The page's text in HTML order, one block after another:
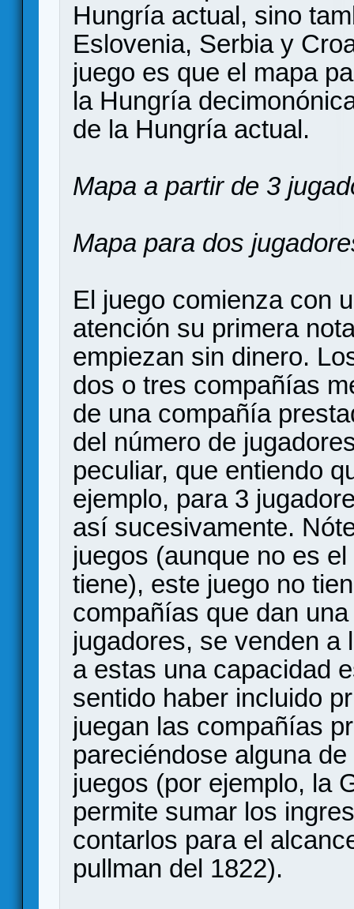
Hungría actual, sino
Eslovenia, Serbia y
juego es que el mapa
la Hungría
de la Hungría actual.
Mapa a partir de 3
Mapa para dos
El juego comienza con
atención su primera
empiezan sin dinero.
dos o tres compañías
de una compañía
del número de
peculiar, que entiendo
ejemplo, para 3
así sucesivamente.
juegos (aunque no es
tiene), este juego no
compañías que dan
jugadores, se venden
a estas una capacidad
sentido haber incluido
juegan las compañías
pareciéndose alguna
juegos (por ejemplo, la
permite sumar los
contarlos para el
pullman del 1822).